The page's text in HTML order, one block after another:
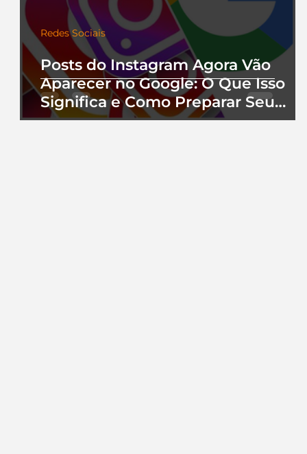
Posts do Instagram Agora Vão
Aparecer no Google: O Que Isso
Significa e Como Preparar Seu
Perfil
Redes Sociais